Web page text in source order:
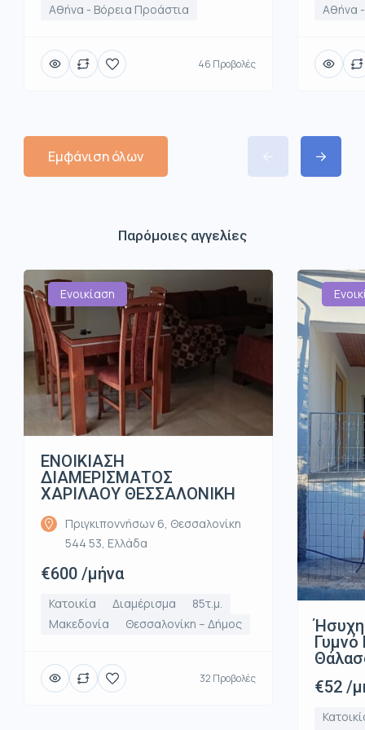
Αθήνα - Βόρεια Προάστια
46 Προβολές
Αθήνα
Εμφάνιση όλων
Παρόμοιες αγγελίες
Ενοικίαση
ΕΝΟΙΚΙΑΣΗ
ΔΙΑΜΕΡΙΣΜΑΤΟΣ
ΧΑΡΙΛΑΟΥ ΘΕΣΣΑΛΟΝΙΚΗ
Πριγκιποννήσων 6, Θεσσαλονίκη
544 53, Ελλάδα
€600 /μήνα
Κατοικία Διαμέρισμα
85τ.μ.
Μακεδονία
Θεσσαλονίκη – Δήμος
32 Προβολές
Γυμνό
€52 /